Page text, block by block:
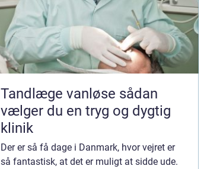
Tandlæge vanløse sådan
vælger du en tryg og dygtig
klinik
Der er så få dage i Danmark, hvor vejret er
så fantastisk, at det er muligt at sidde ude.